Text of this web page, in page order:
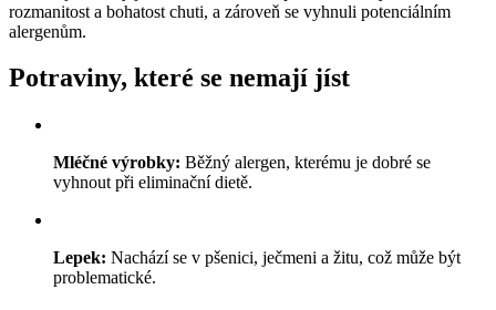
rozmanitost a bohatost chuti, a zároveň se vyhnuli potenciálním
alergenům.
Potraviny, které se nemají jíst
Mléčné výrobky: Běžný alergen, kterému je dobré se
vyhnout při eliminační dietě.
Lepek: Nachází se v pšenici, ječmeni a žitu, což může být
problematické.